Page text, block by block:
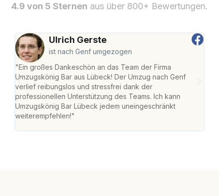
4.9 von 5 Sternen aus über 800+ Bewertungen.
Ulrich Gerste
ist nach Genf umgezogen
"Ein großes Dankeschön an das Team der Firma
Umzugskönig Bar aus Lübeck! Der Umzug nach Genf
verlief reibungslos und stressfrei dank der
professionellen Unterstützung des Teams. Ich kann
Umzugskönig Bar Lübeck jedem uneingeschränkt
weiterempfehlen!"